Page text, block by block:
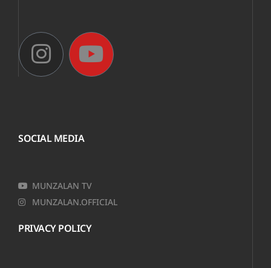
SOCIAL MEDIA
MUNZALAN TV
MUNZALAN.OFFICIAL
PRIVACY POLICY